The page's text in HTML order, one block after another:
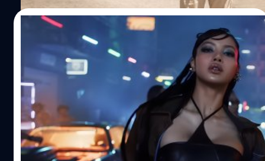
01/07/2024
ดีไซเนอร์จีนเคลม ลิซ่าก๊อบปี้ชุดดาวใน MV
‘Rockstar’ เจ้าตัวอ้าง ดวงดาวได้แรงบันดาล
ใจจากวงเมทัล-กรุงปักกิ่ง
ดีไซเนอร์ชาวจีนเคลม ลิซ่า Lisa Blackpink ก๊อปปี้ชุดดาวในมิ
วสิกวิดีโอ 'Rockstar' เจ้าตัวอ้าง ดวงดาวได้แรงบันดาลใจจาก
วงเมทัล-กรุงปักกิ่ง
ประภาส อยู่เย็น| 767 days ago